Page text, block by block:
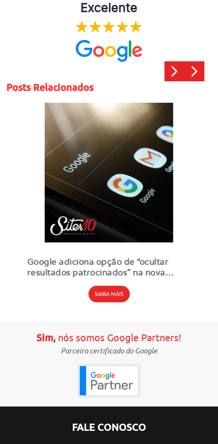
Excelente
Posts Relacionados
Google adiciona opção de “ocultar
resultados patrocinados” na nova
SAIBA MAIS
Sim,nós somos Google Partners!
Parceiro certificado do Google
FALE CONOSCO